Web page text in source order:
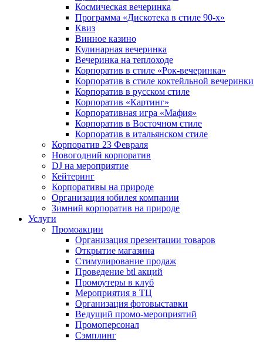
Космическая вечеринка
Программа «Дискотека в стиле 90-х»
Квиз
Винное казино
Кулинарная вечеринка
Вечеринка на теплоходе
Корпоратив в стиле «Рок-вечеринка»
Корпоратив в стиле коктейльной вечеринки
Корпоратив в русском стиле
Корпоратив «Картинг»
Корпоративная игра «Мафия»
Корпоратив в Восточном стиле
Корпоратив в итальянском стиле
Корпоратив 23 Февраля
Новогодний корпоратив
DJ на мероприятие
Кейтеринг
Корпоративы на природе
Организация юбилея компании
Зимний корпоратив на природе
Услуги
Промоакции
Организация презентации товаров
Открытие магазина
Стимулирование продаж
Проведение btl акций
Промоутеры в клуб
Мероприятия в ТЦ
Организация фотовыставки
Ведущий промо-мероприятий
Промоперсонал
Сэмплинг